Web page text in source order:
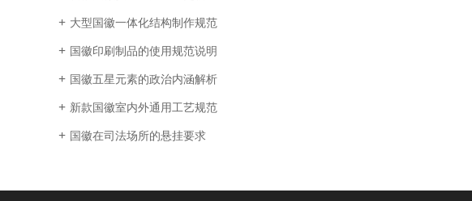
大型国徽一体化结构制作规范
国徽印刷制品的使用规范说明
国徽五星元素的政治内涵解析
新款国徽室内外通用工艺规范
国徽在司法场所的悬挂要求